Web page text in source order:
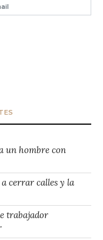
un hombre con
cerrar calles y la
trabajador